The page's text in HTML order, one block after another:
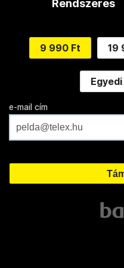
Rendszeres
9 990 Ft 19
e-mail cím